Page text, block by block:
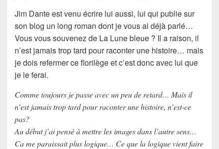
Jim Danteest venu écrire lui aussi, lui qui publie sur
son blog un long roman dont je vous ai déjà parlé…
Vous vous souvenez de La Lune bleue ? Il a raison, il
n’est jamais trop tard pour raconter une histoire… mais
je dois refermer ce florilège et c’est donc avec lui que
je le ferai.
Comme toujours je passe avec un peu de retard… Mais il
n’est jamais trop tard pour raconter une histoire, n’est-ce
pas?
Au début j’ai pensé à mettre les images dans l’autre sens…
Ca me paraissait plus logique… Ce que la logique vient faire